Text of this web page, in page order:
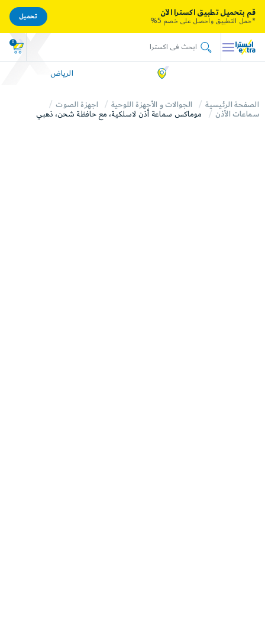
0
الرياض
الصفحة الرئيسية الجوالات و الأجهزة اللوحية
اجهزة الصوت
سماعات الأذن
موماكس سماعة أذن لاسلكية، مع حافظة شحن، ذهبي
قم بتحميل تطبيق اكسترا الآن
*حمل التطبيق واحصل على خصم 5%
تحميل